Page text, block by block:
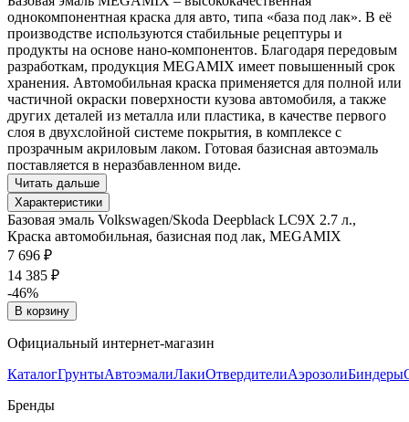
однокомпонентная краска для авто, типа «база под лак». В её
производстве используются стабильные рецептуры и
продукты на основе нано-компонентов. Благодаря передовым
разработкам, продукция MEGAMIX имеет повышенный срок
хранения. Автомобильная краска применяется для полной или
частичной окраски поверхности кузова автомобиля, а также
других деталей из металла или пластика, в качестве первого
слоя в двухслойной системе покрытия, в комплексе с
прозрачным акриловым лаком. Готовая базисная автоэмаль
поставляется в неразбавленном виде.
Читать дальше
Характеристики
Базовая эмаль Volkswagen/Skoda Deepblack LC9X 2.7 л.,
Краска автомобильная, базисная под лак, MEGAMIX
7 696 ₽
14 385 ₽
-46%
В корзину
Официальный интернет-магазин
КаталогГрунтыАвтоэмалиЛакиОтвердителиАэрозолиБиндеры
Бренды